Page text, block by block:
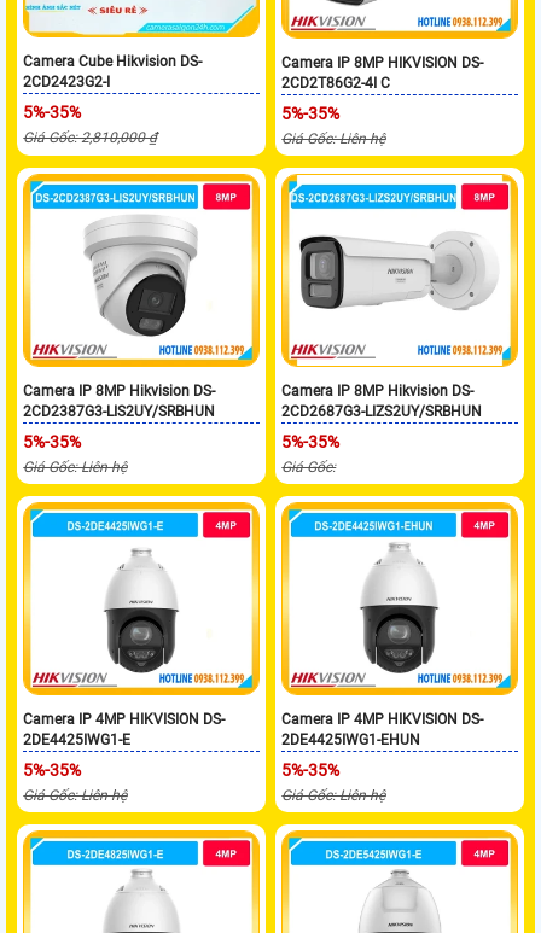
Camera Cube Hikvision DS-
2CD2423G2-I
5%-35%
Giá Gốc: 2,810,000 ₫
Camera IP 8MP HIKVISION DS-
2CD2T86G2-4I C
5%-35%
Giá Gốc: Liên hệ
Camera IP 8MP Hikvision DS-
2CD2387G3-LIS2UY/SRBHUN
5%-35%
Giá Gốc: Liên hệ
Camera IP 8MP Hikvision DS-
2CD2687G3-LIZS2UY/SRBHUN
5%-35%
Giá Gốc:
Camera IP 4MP HIKVISION DS-
2DE4425IWG1-E
5%-35%
Giá Gốc: Liên hệ
Camera IP 4MP HIKVISION DS-
2DE4425IWG1-EHUN
5%-35%
Giá Gốc: Liên hệ